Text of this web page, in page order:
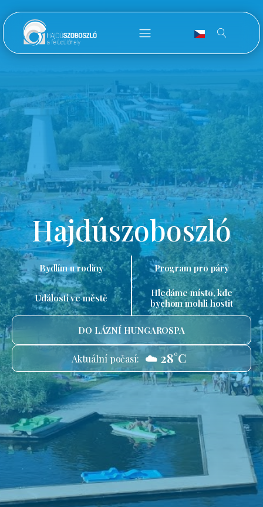
Hajdúszoboszló
Bydlím u rodiny Program pro páry
Události ve městě
Hledáme místo, kde
bychom mohli hostit
DO LÁZNÍ HUNGAROSPA
Aktuální počasí: ☁️ 28°C